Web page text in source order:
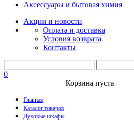
Аксессуары и бытовая химия
Акции и новости
Оплата и доставка
Условия возврата
Контакты
0
Корзина пуста
Главная
Каталог товаров
Духовые шкафы